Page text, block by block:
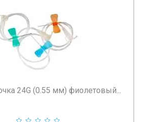
24G (0.55 мм) фиолетовый...